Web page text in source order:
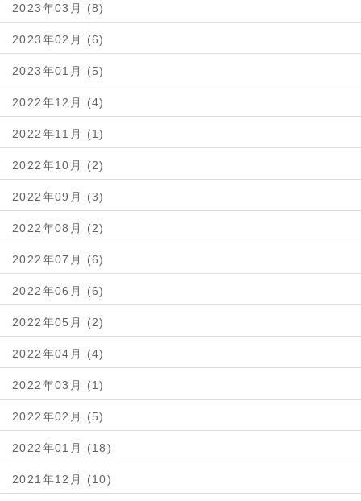
2023年03月 (8)
2023年02月 (6)
2023年01月 (5)
2022年12月 (4)
2022年11月 (1)
2022年10月 (2)
2022年09月 (3)
2022年08月 (2)
2022年07月 (6)
2022年06月 (6)
2022年05月 (2)
2022年04月 (4)
2022年03月 (1)
2022年02月 (5)
2022年01月 (18)
2021年12月 (10)